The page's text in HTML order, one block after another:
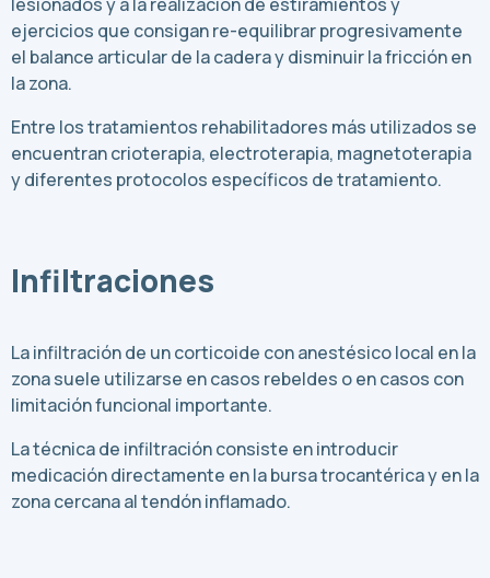
ejercicios que consigan re-equilibrar progresivamente
el balance articular de la cadera y disminuir la fricción en
la zona.
Entre los tratamientos rehabilitadores más utilizados se
encuentran crioterapia, electroterapia, magnetoterapia
y diferentes protocolos específicos de tratamiento.
Infiltraciones
La infiltración de un corticoide con anestésico local en la
zona suele utilizarse en casos rebeldes o en casos con
limitación funcional importante.
La técnica de infiltración consiste en introducir
medicación directamente en la bursa trocantérica y en la
zona cercana al tendón inflamado.